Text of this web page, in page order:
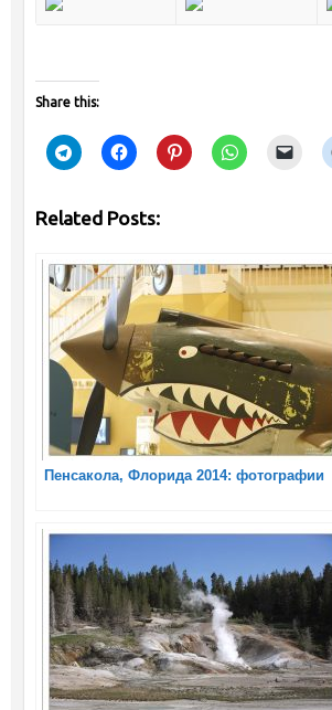
Share this:
Related Posts:
Пенсакола, Флорида 2014: фотографии